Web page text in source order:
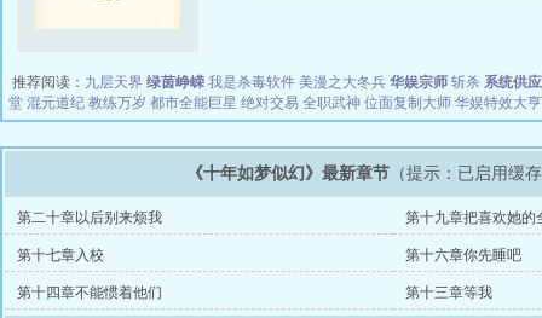
推荐阅读： 九层天界 绿茵峥嵘 我是杀毒软件 美漫之大冬兵 华娱宗师 斩杀 系统供
堂 混元道纪 教练万岁 都市全能巨星 绝对交易 全职武神 位面复制大师 华娱特效大亨
《十年如梦似幻》最新章节 （提示：已启用缓
第二十章以后别来烦我 第十九章把喜欢她的
第十七章入校 第十六章你先睡吧
第十四章不能惯着他们 第十三章等我